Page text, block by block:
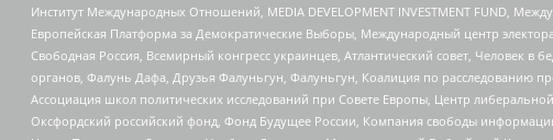
Институт Международных Отношений, MEDIA DEVELOPMENT INVESTMENT FUND,
Европейская Платформа за Демократические Выборы, Международный центр
Свободная Россия, Всемирный конгресс украинцев, Атлантический совет, Человек
органов, Фалунь Дафа, Друзья Фалуньгун, Фалуньгун, Коалиция по расследованию
Ассоциация школ политических исследований при Совете Европы, Центр
Оксфордский российский фонд, Фонд Будущее России, Компания свободы